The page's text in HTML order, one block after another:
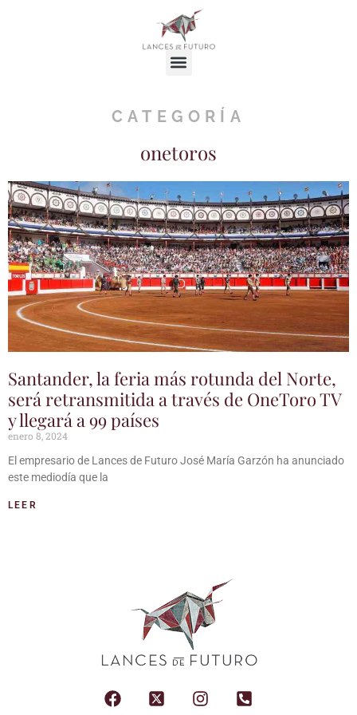
CATEGORÍA
onetoros
Santander, la feria más rotunda del Norte,
será retransmitida a través de OneToro TV
y llegará a 99 países
enero 8, 2024
El empresario de Lances de Futuro José María Garzón ha anunciado
este mediodía que la
LEER